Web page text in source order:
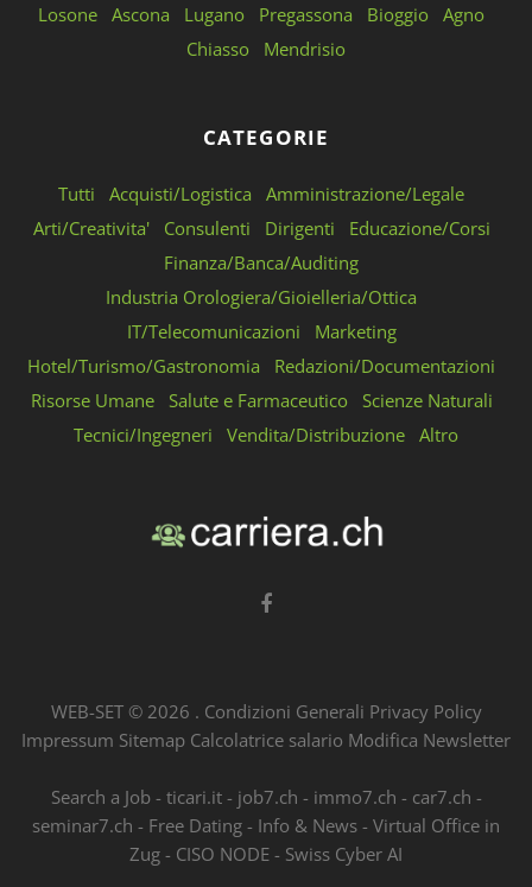
Losone Ascona Lugano Pregassona Bioggio Agno
Chiasso
Mendrisio
CATEGORIE
Tutti Acquisti/Logistica
Amministrazione/Legale
Arti/Creativita'
Consulenti Dirigenti
Educazione/Corsi
Finanza/Banca/Auditing
Industria Orologiera/Gioielleria/Ottica
IT/Telecomunicazioni
Marketing
Hotel/Turismo/Gastronomia
Redazioni/Documentazioni
Risorse Umane
Salute e Farmaceutico
Scienze Naturali
Tecnici/Ingegneri
Vendita/Distribuzione Altro
WEB-SET © 2026 . Condizioni Generali Privacy Policy
Impressum Sitemap Calcolatrice salario Modifica Newsletter
Search a Job- ticari.it- job7.ch - immo7.ch - car7.ch -
seminar7.ch - Free Dating - Info & News - Virtual Office in
Zug - CISO NODE - Swiss Cyber AI